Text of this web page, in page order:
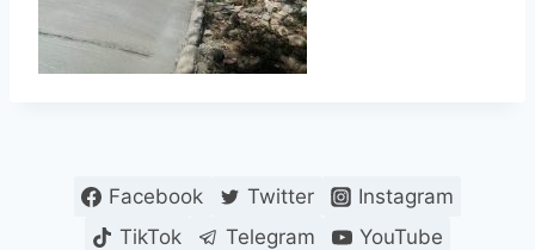
Facebook Twitter
Instagram
TikTok
Telegram YouTube